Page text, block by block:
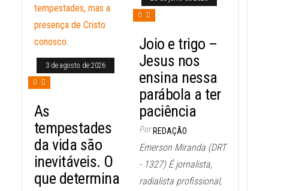
3 de agosto de 2026
0
As
tempestades
da vida são
inevitáveis. O
que determina
0
Joio e trigo –
Jesus nos
ensina nessa
parábola a ter
paciência
Por REDAÇÃO
Emerson Miranda (DRT
- 1327) É jornalista,
radialista profissional,